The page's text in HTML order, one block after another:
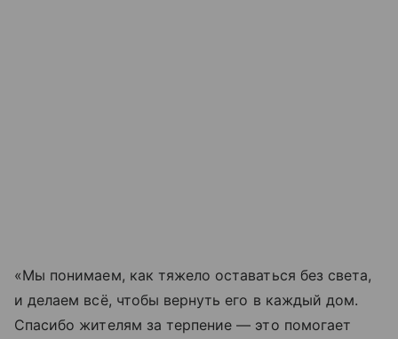
«Мы понимаем, как тяжело оставаться без света,
и делаем всё, чтобы вернуть его в каждый дом.
Спасибо жителям за терпение — это помогает